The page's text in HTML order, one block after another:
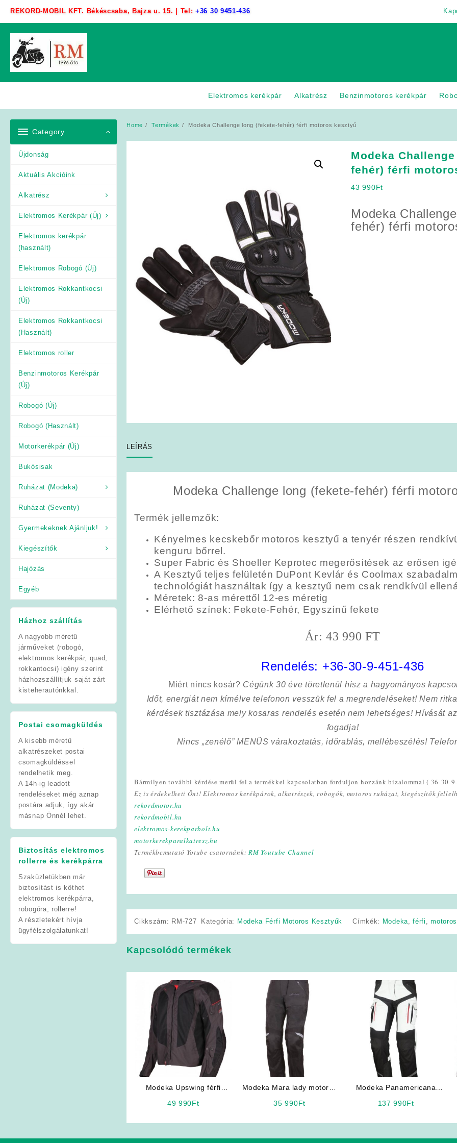
REKORD-MOBIL KFT. Békéscsaba, Bajza u. 15. | Tel:+36 30 9451-436
Elektromos kerékpár Alkatrész Benzinmotoros kerékpár
Category
Újdonság
Aktuális Akcióink
Alkatrész
Elektromos Kerékpár (Új)
Elektromos kerékpár
(használt)
Elektromos Robogó (Új)
Elektromos Rokkantkocsi
(Új)
Elektromos Rokkantkocsi
(Használt)
Elektromos roller
Benzinmotoros Kerékpár
(Új)
Robogó (Új)
Robogó (Használt)
Motorkerékpár (Új)
Bukósisak
Ruházat (Modeka)
Ruházat (Seventy)
Gyermekeknek Ajánljuk!
Kiegészítők
Hajózás
Egyéb
Házhoz szállítás
A nagyobb méretű
járműveket (robogó,
elektromos kerékpár, quad,
rokkantocsi) igény szerint
házhozszállítjuk saját zárt
kisteherautónkkal.
Postai csomagküldés
A kisebb méretű
alkatrészeket postai
csomagküldéssel
rendelhetik meg.
A 14h-ig leadott
rendeléseket még aznap
postára adjuk, így akár
másnap Önnél lehet.
Biztosítás elektromos
rollerre és kerékpárra
Szaküzletükben már
biztosítást is köthet
elektromos kerékpárra,
robogóra, rollerre!
A részletekért hívja
ügyfélszolgálatunkat!
Home Termékek Modeka Challenge long (fekete-fehér) férfi motoros kesztyű
Modeka
fehér) férfi
43 990Ft
Modeka
fehér) férfi
LEÍRÁS
Modeka Challenge long (fekete-fehér) férfi
Termék jellemzők:
Kényelmes kecskebőr motoros kesztyű a tenyér részen
kenguru bőrrel.
Super Fabric és Shoeller Keprotec megerősítések az erősen
A Kesztyű teljes felületén DuPont Kevlár és Coolmax
technológiát használtak így a kesztyű nem csak rendkívül
Méretek: 8-as mérettől 12-es méretig
Elérhető színek: Fekete-Fehér, Egyszínű fekete
Ár: 43 990 FT
Rendelés: +36-30-9-451-436
Miért nincs kosár? Cégünk 30 éve töretlenül hisz a hagyományos
Időt, energiát nem kímélvetelefonon vesszük fel a megrendeléseket! Nem
kérdések tisztázása mely kosaras rendelés esetén nem lehetséges! Hívását
fogadja!
Nincs „zenélő” MENÜS várakoztatás, időrablás, mellébeszélés!
Bármilyen további kérdése merül fel a termékkel kapcsolatban forduljon hozzánk bizalommal ( 36-30-
Ez is érdekelheti Önt! Elektromos kerékpárok, alkatrészek, robogók, motoros ruházat, kiegészítők
rekordmotor.hu
rekordmobil.hu
elektromos-kerekparbolt.hu
motorkerekparalkatresz.hu
Termékbemutató Yotube csatornánk: RM Youtube Channel
Cikkszám: RM-727 Kategória: Modeka Férfi Motoros Kesztyűk Címkék: Modeka ,férfi ,
Kapcsolódó termékek
Modeka Upswing férfi
49 990Ft
Modeka Mara lady motoros
35 990Ft
Modeka Panamericana
137 990Ft